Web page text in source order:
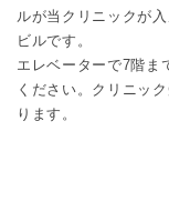
ルが当クリニックが
ビルです。
エレベーターで7階ま
ください。クリニッ
ります。